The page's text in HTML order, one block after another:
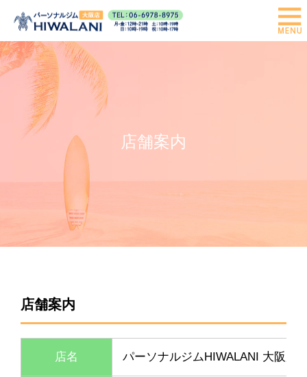
店舗案内
店舗案内
店名 パーソナルジムHIWALANI 大阪店